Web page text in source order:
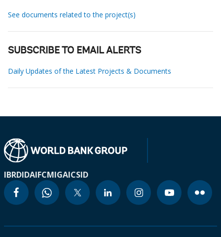
See documents related to the project(s)
SUBSCRIBE TO EMAIL ALERTS
Daily Updates of the Latest Projects & Documents
IBRDIDAIFCMIGAICSID